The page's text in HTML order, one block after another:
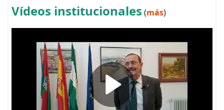
Vídeos institucionales (más)